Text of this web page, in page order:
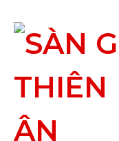
IN TÚI GIẤY Tại Đồng Nai
09
2019